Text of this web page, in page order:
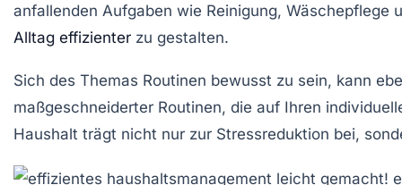
anfallenden Aufgaben wie Reinigung,
Alltag effizienter zu gestalten.
Sich des Themas Routinen bewusst zu sein, kann
maßgeschneiderter Routinen, die auf Ihren
Haushalt trägt nicht nur zur Stressreduktion bei,